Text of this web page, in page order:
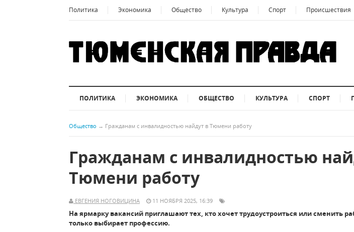
Политика Экономика Общество Культура Спорт Происшествия
ПОЛИТИКА ЭКОНОМИКА ОБЩЕСТВО КУЛЬТУРА СПОРТ
Общество → Гражданам с инвалидностью найдут в Тюмени работу
Гражданам с инвалидностью
Тюмени работу
ЕВГЕНИЯ НОГОВИЦИНА 11 НОЯБРЯ 2025, 16:39
На ярмарку вакансий приглашают тех, кто хочет трудоустроиться или сменить
только выбирает профессию.